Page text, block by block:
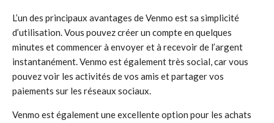
L’un des principaux avantages de Venmo est sa simplicité
d’utilisation. Vous pouvez créer un compte en quelques
minutes et commencer à envoyer et à recevoir de l’argent
instantanément. Venmo est également très social, car vous
pouvez voir les activités de vos amis et partager vos
paiements sur les réseaux sociaux.
Venmo est également une excellente option pour les achats